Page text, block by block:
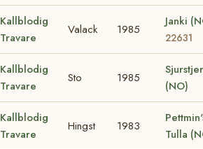
Kallblodig
Travare
Valack 1985
Janki
22631
Kallblodig
Travare
Sto 1985
(NO)
Kallblodig
Travare
Hingst 1983
Tulla